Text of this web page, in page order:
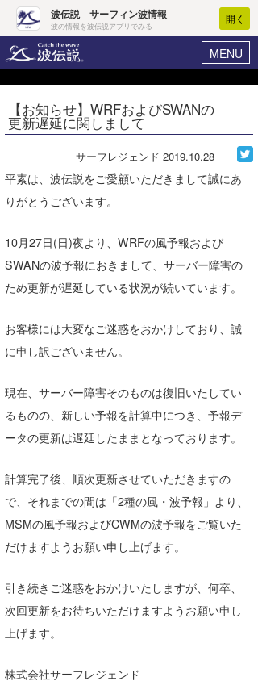
波伝説 サーフィン波情報
波の情報を波伝説アプリでみる
開く
MENU
ヘルプ マイホーム
ログイン
新規会員登録
波情報･概況
気象情報
ニュース
会員メニュー
【お知らせ】WRFおよびSWANの
更新遅延に関しまして
サーフレジェンド 2019.10.28
平素は、波伝説をご愛顧いただきまして誠にあ
りがとうございます。
10月27日(日)夜より、WRFの風予報および
SWANの波予報におきまして、サーバー障害の
ため更新が遅延している状況が続いています。
お客様には大変なご迷惑をおかけしており、誠
に申し訳ございません。
現在、サーバー障害そのものは復旧いたしてい
るものの、新しい予報を計算中につき、予報デ
ータの更新は遅延したままとなっております。
計算完了後、順次更新させていただきますの
で、それまでの間は「2種の風・波予報」より、
MSMの風予報およびCWMの波予報をご覧いた
だけますようお願い申し上げます。
引き続きご迷惑をおかけいたしますが、何卒、
次回更新をお待ちいただけますようお願い申し
上げます。
株式会社サーフレジェンド
Core Surf Japan
ファッション/グッズ
アート＆エンタメ
コラム
トラベル
ショップ情報
千葉北
伊豆
千葉南
大阪
四国
その他
ルール＆How to
VOTE!
サーファーズ